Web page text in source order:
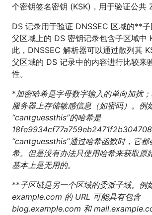
个密钥签名密钥 (KSK)，用于验证公共
DS 记录用于验证 DNSSEC 区域的**子
父区域上的 DS 密钥记录包含子区域中
此，DNSSEC 解析器可以通过散列其
父区域的 DS 记录中的内容进行比较来
性。
*加密哈希是字母数字输入的单向加扰
服务器上存储敏感信息（如密码）。例
“cantguessthis”的哈希是
“cantguessthis”通过哈希函数时，它都
希。但是没有办法只使用哈希来获取原
基本上是无用的。
**子区域是另一个区域的委派子域。例
example.com 的 URL 可能具有包含
blog.example.com 和